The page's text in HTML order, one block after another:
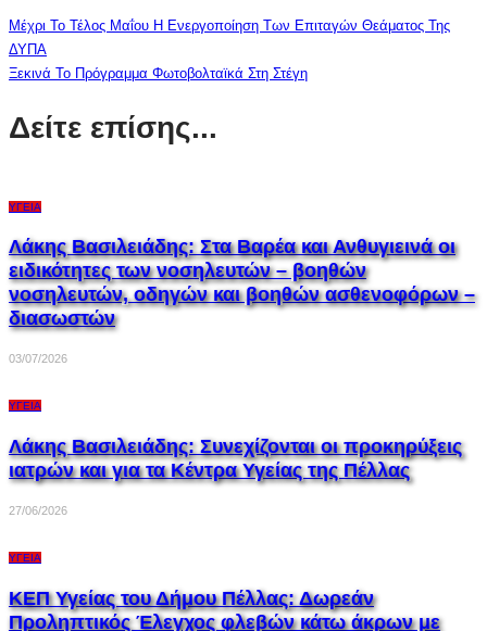
Μέχρι Το Τέλος Μαΐου Η Ενεργοποίηση Των Επιταγών Θεάματος Της
ΔΥΠΑ
Ξεκινά Το Πρόγραμμα Φωτοβολταϊκά Στη Στέγη
Δείτε επίσης...
ΥΓΕΊΑ
Λάκης Βασιλειάδης: Στα Βαρέα και Ανθυγιεινά οι
ειδικότητες των νοσηλευτών – βοηθών
νοσηλευτών, οδηγών και βοηθών ασθενοφόρων –
διασωστών
03/07/2026
ΥΓΕΊΑ
Λάκης Βασιλειάδης: Συνεχίζονται οι προκηρύξεις
ιατρών και για τα Κέντρα Υγείας της Πέλλας
27/06/2026
ΥΓΕΊΑ
ΚΕΠ Υγείας του Δήμου Πέλλας: Δωρεάν
Προληπτικός Έλεγχος φλεβών κάτω άκρων με